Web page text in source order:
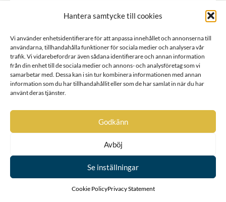
Hantera samtycke till cookies
Vi använder enhetsidentifierare för att anpassa innehållet och annonserna till
användarna, tillhandahålla funktioner för sociala medier och analysera vår
trafik. Vi vidarebefordrar även sådana identifierare och annan information
från din enhet till de sociala medier och annons- och analysföretag som vi
samarbetar med. Dessa kan i sin tur kombinera informationen med annan
information som du har tillhandahållit eller som de har samlat in när du har
använt deras tjänster.
Godkänn
Avböj
Se inställningar
Cookie PolicyPrivacy Statement
Bunge
116
Burensköld
Ointroducerad
von Burghausen
560
von Burghausen
1478
von Burguer
1296
von Burman
Ointroducerad
Ointroducerad
von Buschenfelt
von Buscho
von Bülaw
1206
von Bysing
997
Bäckhusen
Bäfverfeldt